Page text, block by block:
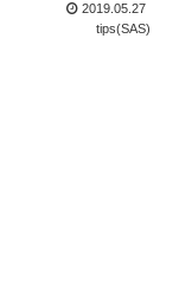
2019.05.27
tips(SAS)